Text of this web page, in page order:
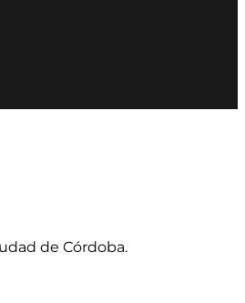
de Córdoba.